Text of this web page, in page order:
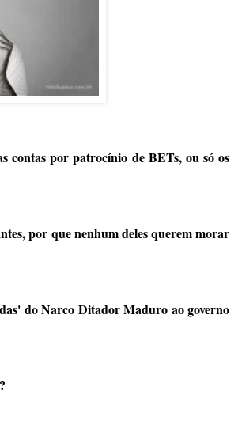
contas por patrocínio de BETs, ou só os
por que nenhum deles querem morar
do Narco Ditador Maduro ao governo